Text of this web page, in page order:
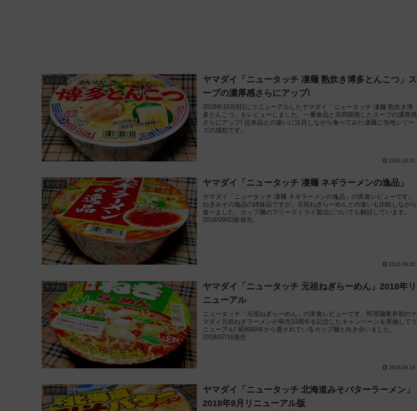
ヤマダイ
ヤマダイ「ニュータッチ 凄麺 熟炊き博多とんこつ」ス
ープの濃厚感さらにアップ!
2018年10月8日にリニューアルしたヤマダイ「ニュータッチ 凄麺 熟炊き博
多とんこつ」をレビューしました。一番食品と共同開発したスープの濃厚感
さらにアップ! 従来品との違いに注目しながら食べてみた凄麺ご当地シリー
ズの感想です。
2018.10.10
ヤマダイ ヤマダイ「ニュータッチ 凄麺 ネギラーメンの逸品」
ヤマダイ「ニュータッチ 凄麺 ネギラーメンの逸品」の実食レビューです。
ねぎみその逸品の姉妹品ですが、元祖ねぎらーめんとの違いも比較しながら
食べました。カップ麺のフリーズドライ製法についても解説しています。
2018/09/03新発売。
2018.09.20
ヤマダイ
ヤマダイ「ニュータッチ 元祖ねぎらーめん」2018年リ
ニューアル
ニュータッチ「元祖ねぎらーめん」の実食レビューです。即席麺業界初のヤ
マダイ元祖ねぎラーメンが発売33周年を記念したキャンペーンを実施してリ
ニューアル! 昭和60年から愛されているカップ麺と向き合いました。
2018/07/16発売
2018.09.14
ヤマダイ
ヤマダイ「ニュータッチ 北海道みそバターラーメン」
2018年9月リニューアル版